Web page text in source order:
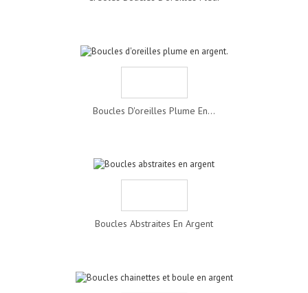
Boucles D'oreilles Plume En...
Boucles Abstraites En Argent